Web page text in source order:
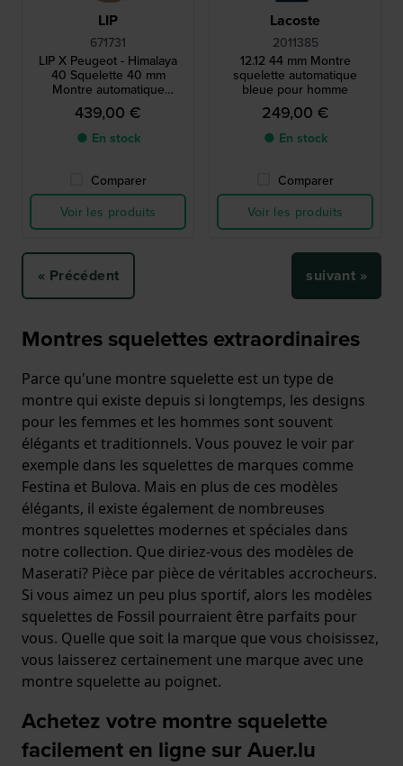
LIP
671731
LIP X Peugeot - Himalaya
40 Squelette 40 mm
Montre automatique
conçue en collaboration
avec Peugeot Motocycles
439,00 €
● En stock
Comparer
Voir les produits
Lacoste
2011385
12.12 44 mm Montre
squelette automatique
bleue pour homme
249,00 €
● En stock
Comparer
Voir les produits
« Précédent suivant »
Montres squelettes extraordinaires
Parce qu'une montre squelette est un type de
montre qui existe depuis si longtemps, les designs
pour les femmes et les hommes sont souvent
élégants et traditionnels. Vous pouvez le voir par
exemple dans les squelettes de marques comme
Festina et Bulova. Mais en plus de ces modèles
élégants, il existe également de nombreuses
montres squelettes modernes et spéciales dans
notre collection. Que diriez-vous des modèles de
Maserati? Pièce par pièce de véritables accrocheurs.
Si vous aimez un peu plus sportif, alors les modèles
squelettes de Fossil pourraient être parfaits pour
vous. Quelle que soit la marque que vous choisissez,
vous laisserez certainement une marque avec une
montre squelette au poignet.
Achetez votre montre squelette
facilement en ligne sur Auer.lu